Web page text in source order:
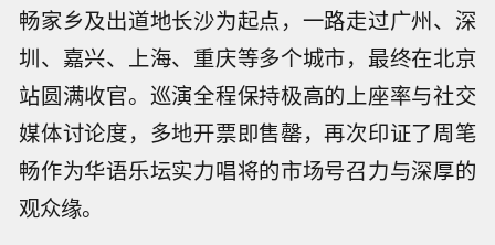
畅家乡及出道地长沙为起点，一路走过广州、深
圳、嘉兴、上海、重庆等多个城市，最终在北京
站圆满收官。巡演全程保持极高的上座率与社交
媒体讨论度，多地开票即售罄，再次印证了周笔
畅作为华语乐坛实力唱将的市场号召力与深厚的
观众缘。